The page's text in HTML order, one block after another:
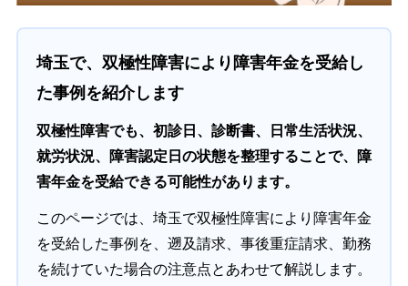
埼玉で、双極性障害により障害年金を受給し
た事例を紹介します
双極性障害でも、初診日、診断書、日常生活状況、
就労状況、障害認定日の状態を整理することで、障
害年金を受給できる可能性があります。
このページでは、埼玉で双極性障害により障害年金
を受給した事例を、遡及請求、事後重症請求、勤務
を続けていた場合の注意点とあわせて解説します。